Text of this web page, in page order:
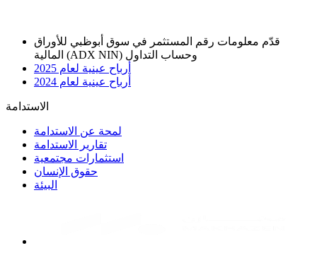
قدّم معلومات رقم المستثمر في سوق أبوظبي للأوراق
المالية (ADX NIN) وحساب التداول
أرباح عينية لعام 2025
أرباح عينية لعام 2024
الاستدامة
لمحة عن الاستدامة
تقارير الاستدامة
استثمارات مجتمعية
حقوق الإنسان
البيئة